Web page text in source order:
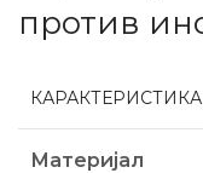
против
КАРАКТЕРИСТИКА
Материјал